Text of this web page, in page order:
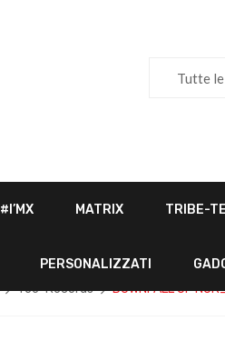
Tutte
#I’MX MATRIX TRIBE-
PERSONALIZZATI
Tee-Records DOWNFALL OF